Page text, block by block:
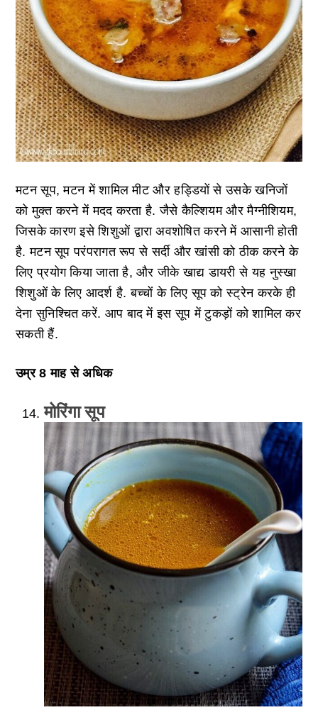
मटन सूप, मटन में शामिल मीट और हड्डियों से उसके खनिजों
को मुक्त करने में मदद करता है. जैसे कैल्शियम और मैग्नीशियम,
जिसके कारण इसे शिशुओं द्वारा अवशोषित करने में आसानी होती
है. मटन सूप परंपरागत रूप से सर्दी और खांसी को ठीक करने के
लिए प्रयोग किया जाता है, और जीके खाद्य डायरी से यह नुस्खा
शिशुओं के लिए आदर्श है. बच्चों के लिए सूप को स्ट्रेन करके ही
देना सुनिश्चित करें. आप बाद में इस सूप में टुकड़ों को शामिल कर
सकती हैं.
उम्र 8 माह से अधिक
मोरिंगा सूप